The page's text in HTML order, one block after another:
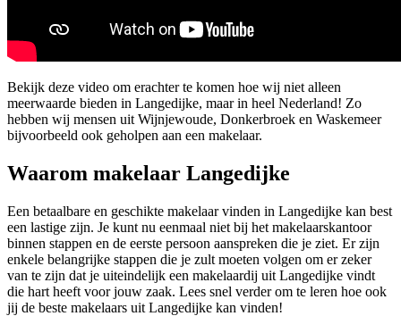
Bekijk deze video om erachter te komen hoe wij niet alleen
meerwaarde bieden in Langedijke, maar in heel Nederland! Zo
hebben wij mensen uit Wijnjewoude, Donkerbroek en Waskemeer
bijvoorbeeld ook geholpen aan een makelaar.
Waarom makelaar Langedijke
Een betaalbare en geschikte makelaar vinden in Langedijke kan best
een lastige zijn. Je kunt nu eenmaal niet bij het makelaarskantoor
binnen stappen en de eerste persoon aanspreken die je ziet. Er zijn
enkele belangrijke stappen die je zult moeten volgen om er zeker
van te zijn dat je uiteindelijk een makelaardij uit Langedijke vindt
die hart heeft voor jouw zaak. Lees snel verder om te leren hoe ook
jij de beste makelaars uit Langedijke kan vinden!